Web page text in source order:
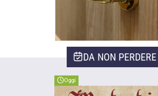
DA NON PERDERE
Oggi